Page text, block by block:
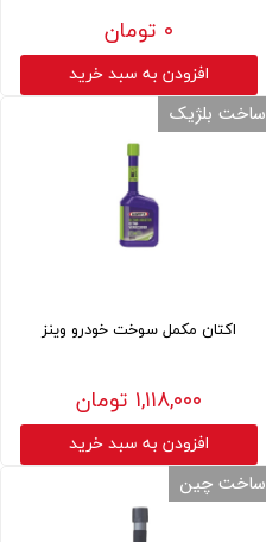
۰ تومان
افزودن به سبد خرید
اکتان مکمل سوخت خودرو وینز
۱,۱۱۸,۰۰۰ تومان
افزودن به سبد خرید
ساخت بلژیک
ساخت چین